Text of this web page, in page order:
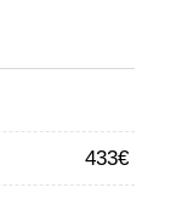
433€